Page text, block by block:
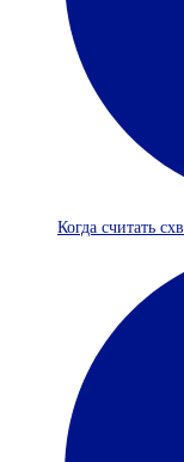
Когда считать